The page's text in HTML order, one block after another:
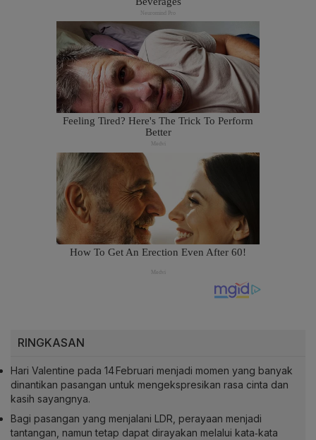
RINGKASAN
Hari Valentine pada 14 Februari menjadi momen yang banyak
dinantikan pasangan untuk mengekspresikan rasa cinta dan
kasih sayangnya.
Bagi pasangan yang menjalani LDR, perayaan menjadi
tantangan, namun tetap dapat dirayakan melalui kata‑kata